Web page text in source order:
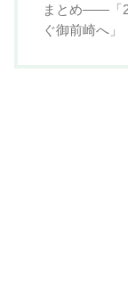
まとめ——「
ぐ御前崎へ」